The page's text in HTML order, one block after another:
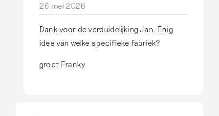
26 mei 2026
s
Dank voor de verduidelijking Jan. Enig
idee van welke specifieke fabriek?
groet Franky